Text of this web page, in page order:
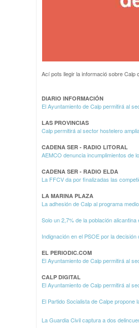
Ací pots llegir la informació sobre Calp
DIARIO INFORMACIÓN
El Ayuntamiento de Calp permitirá al
LAS PROVINCIAS
Calp permitirá al sector hostelero
CADENA SER - RADIO LITORAL
AEMCO denuncia incumplimientos de
CADENA SER - RADIO ELDA
La FFCV da por finalizadas las
LA MARINA PLAZA
La adhesión de Calp al programa
Solo un 2,7% de la población
Indignación en el PSOE por la
EL PERIODIC.COM
El Ayuntamiento de Calp permitirá al
CALP DIGITAL
El Ayuntamiento de Calp permitirá al
El Partido Socialista de Calpe
La Guardia Civil captura a dos